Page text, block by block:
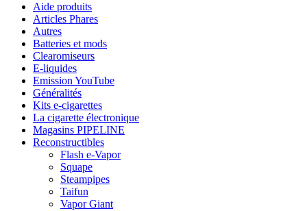
Aide produits
Articles Phares
Autres
Batteries et mods
Clearomiseurs
E-liquides
Emission YouTube
Généralités
Kits e-cigarettes
La cigarette électronique
Magasins PIPELINE
Reconstructibles
Flash e-Vapor
Squape
Steampipes
Taifun
Vapor Giant